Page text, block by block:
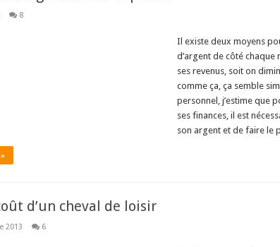
8
Il existe deux moyens
d’argent de côté chaque
ses revenus, soit on
comme ça, ça semble
personnel, j’estime que
ses finances, il est
son argent et de faire le
d’un cheval de loisir
2013 6